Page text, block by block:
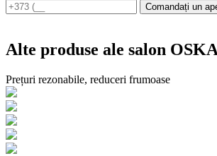
Comandați un
Alte produse ale salon
Prețuri rezonabile, reduceri frumoase